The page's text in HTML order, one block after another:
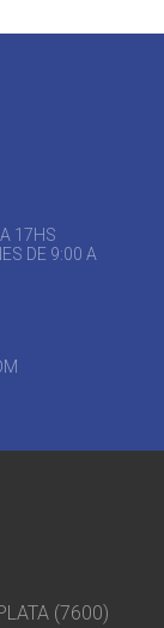
17HS
DE 9:00 A
(7600)